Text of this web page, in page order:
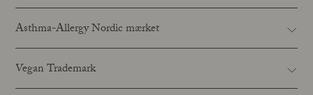
Asthma-Allergy Nordic mærket
Vegan Trademark